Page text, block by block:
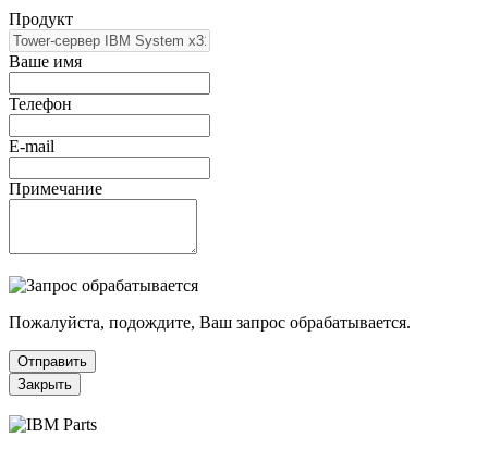
Продукт
Ваше имя
Телефон
E-mail
Примечание
Пожалуйста, подождите, Ваш запрос обрабатывается.
Отправить
Закрыть